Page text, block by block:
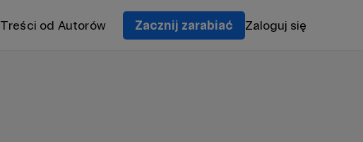
Treści od Autorów Zacznij zarabiać Zaloguj się